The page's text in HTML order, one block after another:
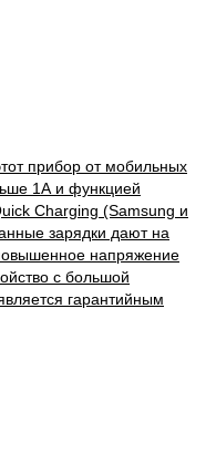
прибор от мобильных
1А и функцией
Charging (Samsung и
зарядки дают на
напряжение
с большой
гарантийным